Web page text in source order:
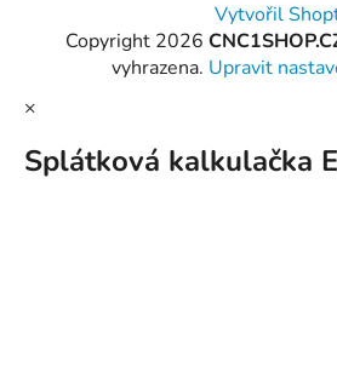
Vytvořil
Copyright 2026
vyhrazena. Upravit
×
Splátková kalkulačka